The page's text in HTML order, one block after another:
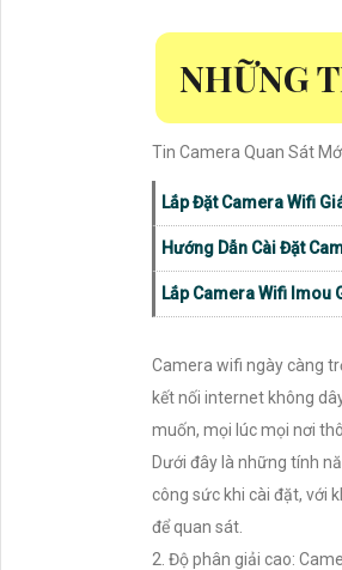
NHỮNG
Tin Camera Quan Sát
Lắp Đặt Camera Wifi
Hướng Dẫn Cài Đặt
Lắp Camera Wifi Imou
Camera wifi ngày càng
kết nối internet không
muốn, mọi lúc mọi nơi
Dưới đây là những tính
công sức khi cài đặt, với
để quan sát.
2. Độ phân giải cao: